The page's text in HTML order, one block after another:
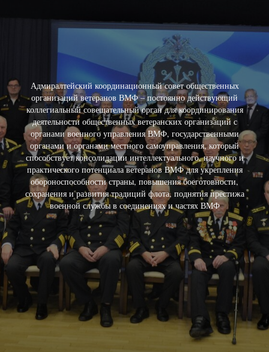
Адмиралтейский координационный совет общественных
организаций ветеранов ВМФ – постоянно действующий
коллегиальный совещательный орган для координирования
деятельности общественных ветеранских организаций с
органами военного управления ВМФ, государственными
органами и органами местного самоуправления, который
способствует консолидации интеллектуального, научного и
практического потенциала ветеранов ВМФ для укрепления
обороноспособности страны, повышения боеготовности,
сохранения и развития традиций флота, поднятия престижа
военной службы в соединениях и частях ВМФ